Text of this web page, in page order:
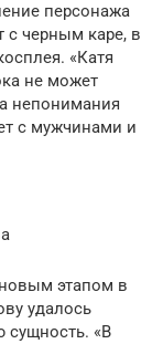
персонажа
с черным каре, в
«Катя
не может
непонимания
с мужчинами и
новым этапом в
удалось
сущность. «В